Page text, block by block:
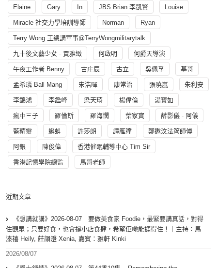
Elaine Gary In JBS Brian 李凱賢 Louise
Miracle 社交力學培訓導師 Norman Ryan
Terry Wong 王總講軍事@TerryWongmilitarytalk
九十後文藝少女 - 賈雅緻 何啟明 何爵天導演
午夜工作者 Benny 古庄辰 古立 吳佩孚 基哥
孟希璘 Ball Mang 宋浩暉 康常治 張曉嵐 朱利安
李錦鴻 李鑑峰 梁天琦 楊偉倫 湯寳如
瘋中三子 羅倫斯 羅海憫 葉家寶 薛影儀 - 阿儀
藍精靈 蝌蚪 許莎朗 譚雁瞳 鄭遨汶法筠師傅
阿銀 陳俊偉 香港催眠輔導中心 Tim Sir
香港記憶學院總監 馬哥老師
近期文章
《想講就講》2026-08-07｜要做美食家 Foodie，最緊要講真話，對得
住觀眾；只要好食，也會撐小店食肆，希望佢哋能捱得住！｜主持：馬
溱禧 Heily, 莊韻澄 Xenia, 嘉賓：雅軒 Kinki
2026/08/07